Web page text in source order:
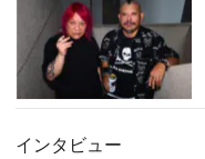
インタビュー